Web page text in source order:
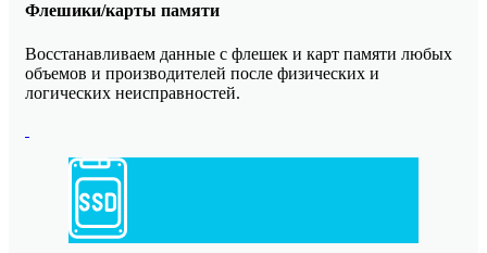
Флешики/карты памяти
Восстанавливаем данные с флешек и карт памяти любых
объемов и производителей после физических и
логических неисправностей.